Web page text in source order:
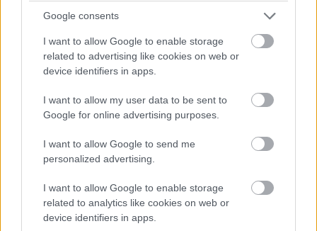
Google consents
I want to allow Google to enable storage
related to advertising like cookies on web or
device identifiers in apps.
I want to allow my user data to be sent to
Google for online advertising purposes.
I want to allow Google to send me
personalized advertising.
I want to allow Google to enable storage
related to analytics like cookies on web or
device identifiers in apps.
hagyja majd a "közösségi funkciót" szabadon, hiszen
ezzel is megfelelni akarnak majd közönségüknek.
Érdekes egyébként, hogy miközben a TikTok éppen az
Instagramra próbál hasonlítani, a Meta platformja az
ellenkező irányba megy, a képmegosztó fejese nemrég
elismerte, hogy túltolták a videókkal, és kicsit átalakítják
Pulzusméréssel segíti a biztonságos mozgást az új
balatoni kardioösvény (X)
4 és egy 8 km-es egészségügyi tanösvény nyílt